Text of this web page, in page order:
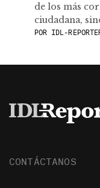
de los más
ciudadana,
POR IDL-
CONTÁCTANOS